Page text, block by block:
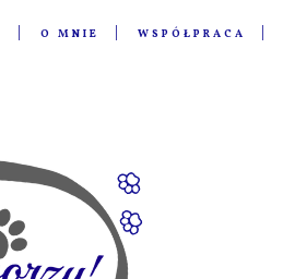
O MNIE WSPÓŁPRACA